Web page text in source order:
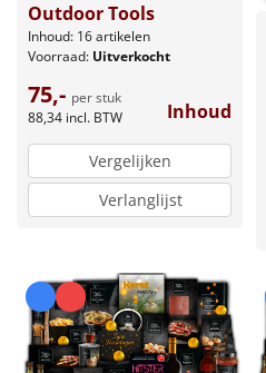
Outdoor Tools
Inhoud: 16 artikelen
Voorraad: Uitverkocht
75,- per stuk
88,34 incl. BTW Inhoud
Vergelijken
Verlanglijst